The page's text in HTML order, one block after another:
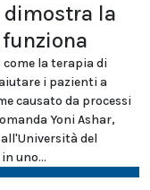
dimostra la
la terapia di
i pazienti a
causato da processi
Yoni Ashar,
del
uno...